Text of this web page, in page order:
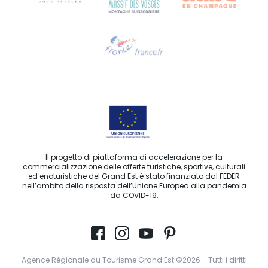
Contattaci per e-mail
Il progetto di piattaforma di accelerazione per la
commercializzazione delle offerte turistiche, sportive, culturali
ed enoturistiche del Grand Est è stato finanziato dal FEDER
nell’ambito della risposta dell’Unione Europea alla pandemia
da COVID-19.
Agence Régionale du Tourisme Grand Est ©2026 - Tutti i diritti